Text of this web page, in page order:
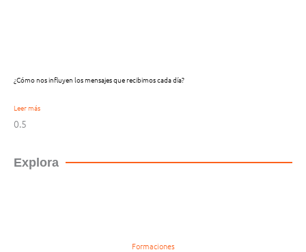
¿Cómo nos influyen los mensajes que recibimos cada día?
Leer más
Explora
Formaciones